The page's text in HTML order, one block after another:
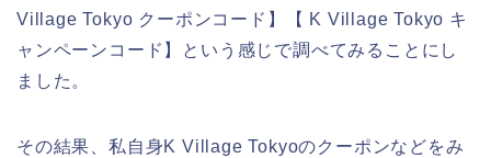
Village Tokyo クーポンコード】【 K Village Tokyo キ
ャンペーンコード】という感じで調べてみることにし
ました。
その結果、私自身K Village Tokyoのクーポンなどをみ